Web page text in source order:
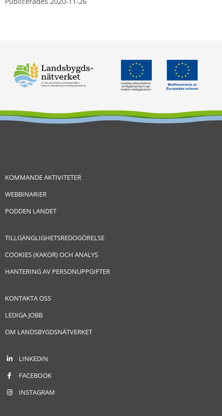
KOMMANDE AKTIVITETER
WEBBINARIER
PODDEN LANDET
TILLGÄNGLIGHETSREDOGÖRELSE
COOKIES (KAKOR) OCH ANALYS
HANTERING AV PERSONUPPGIFTER
KONTAKTA OSS
LEDIGA JOBB
OM LANDSBYGDSNÄTVERKET
LINKEDIN
FACEBOOK
INSTAGRAM